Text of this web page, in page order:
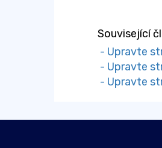
Související
- Upravte
- Upravte
- Upravte